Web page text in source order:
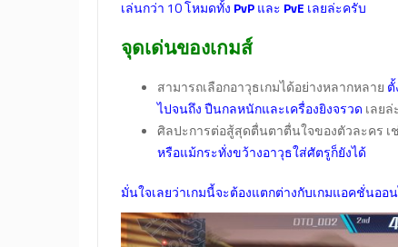
เล่นกว่า 10 โหมดทั้ง PvPและ PvE เลยล่ะครับ
จุดเด่นของเกมส์
สามารถเลือกอาวุธเกมได้อย่างหลากหลาย
ไปจนถึง ปืนกลหนักและเครื่องยิงจรวด เลย
ศิลปะการต่อสู้สุดตื่นตาตื่นใจของตัวละคร เ
หรือแม้กระทั่งขว้างอาวุธใส่ศัตรูก็ยังได้
มั่นใจเลยว่าเกมนี้จะต้องแตกต่างกับเกมแอคชั่นอ